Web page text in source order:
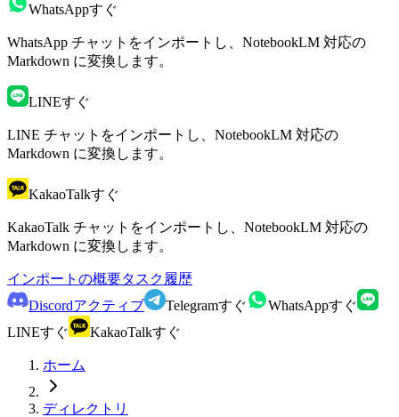
WhatsAppすぐ
WhatsApp チャットをインポートし、NotebookLM 対応の
Markdown に変換します。
LINEすぐ
LINE チャットをインポートし、NotebookLM 対応の
Markdown に変換します。
KakaoTalkすぐ
KakaoTalk チャットをインポートし、NotebookLM 対応の
Markdown に変換します。
インポートの概要タスク履歴
Discordアクティブ Telegramすぐ WhatsAppすぐ
LINEすぐ KakaoTalkすぐ
ホーム
ディレクトリ